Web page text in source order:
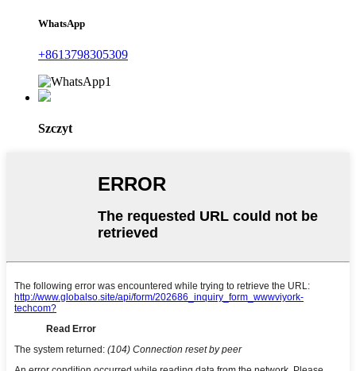
WhatsApp
+8613798305309
Szczyt